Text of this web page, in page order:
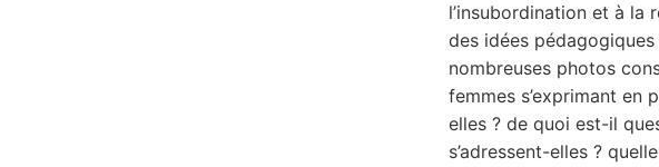
l’insubordination et à la
des idées
nombreuses photos
femmes s’exprimant en
elles ? de quoi est-il
s’adressent-elles ?